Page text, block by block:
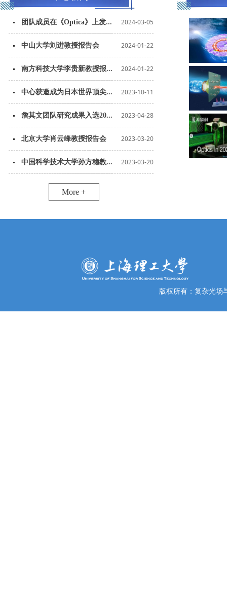
团队成员在《Optica》上发... 2024-03-05
中山大学刘进教授报告会 2024-01-22
南方科技大学李贵新教授报... 2024-01-22
中心获邀成为日本世界顶尖... 2023-10-11
詹其文团队研究成果入选20... 2023-04-28
北京大学肖云峰教授报告会 2023-03-20
中国科学技术大学孙方稳教... 2023-03-20
More +
版权所有：复杂光场